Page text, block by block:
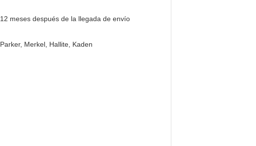
12 meses después de la llegada de envío
Parker, Merkel, Hallite, Kaden